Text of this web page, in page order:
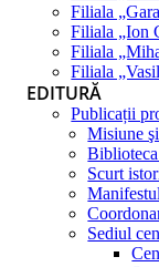
Filiala
Filiala „Ion
Filiala
Filiala
EDITURĂ
Publicații
Misiune
Scurt
Sediul